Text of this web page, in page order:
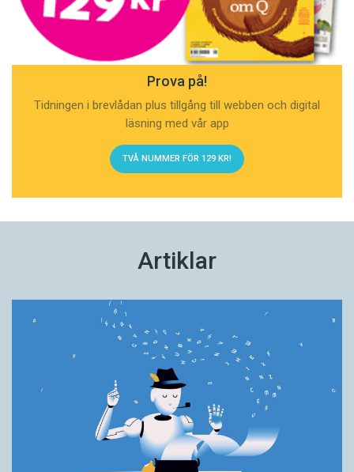
Prova på!
Tidningen i brevlådan plus tillgång till webben och digital
läsning med vår app
TVÅ NUMMER FÖR 129 KR!
Artiklar